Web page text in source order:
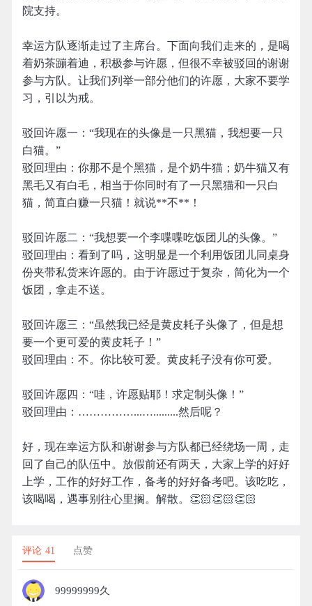
院支持。
幸运方队逐渐走过了主席台。下面向我们走来的，是喝
着奶茶蹦着迪，积极参与许愿，但很不幸被驳回的谢谢
参与方队。让我们列举一部分他们的许愿，大家不要学
习，引以为戒。
驳回许愿一：“我现在的头像是一只黑猫，我想要一只
白猫。”
驳回理由：你那不是个黑猫，是个奶牛猫；奶牛猫又有
黑毛又有白毛，相当于你同时有了一只黑猫和一只白
猫，简直白赚一只猫！就说**不**！
驳回许愿二：“我想要一个李喋喋吃饭团儿的头像。”
驳回理由：看到了吗，这明显是一个利用饭团儿同桌身
份夹带私货来许愿的。由于许愿过于复杂，简化为一个
饭团，拿走不送。
驳回许愿三：“虽然我已经是黄皮耗子头像了，但是想
要一个更可爱的黄皮耗子！”
驳回理由：不。你比较可爱。黄皮耗子没有你可爱。
驳回许愿四：“哇，许愿贴耶！求定制头像！”
驳回理由：……………...….........然后呢？
好，现在幸运方队和谢谢参与方队都已经绕场一周，走
回了自己的队伍中。放假前还有两天，大家上学的好好
上学，工作的好好工作，备考的好好备考吧。该吃吃，
该喝喝，遇事别往心里搁。解散。👏🏻👏🏻👏🏻
评论 41 点赞
99999999久